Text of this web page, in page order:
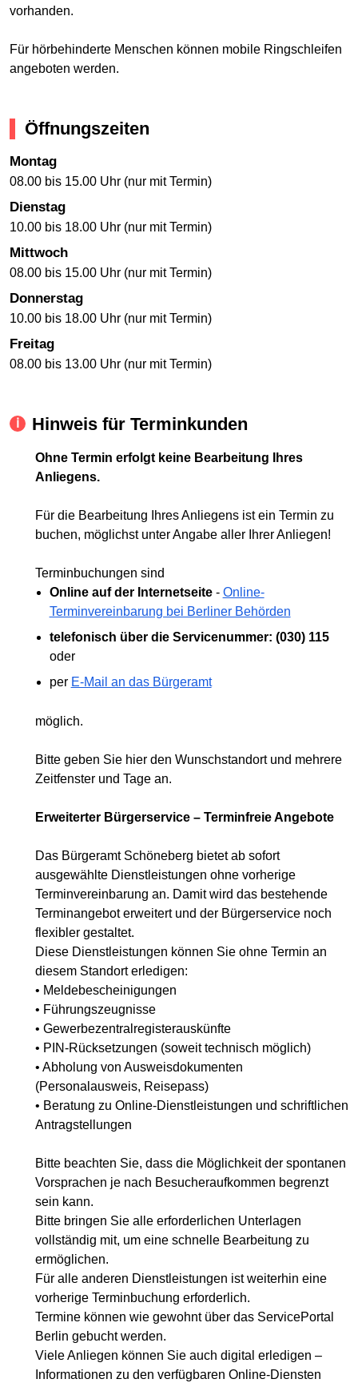
vorhanden.
Für hörbehinderte Menschen können mobile Ringschleifen
angeboten werden.
Öffnungszeiten
Montag
08.00 bis 15.00 Uhr (nur mit Termin)
Dienstag
10.00 bis 18.00 Uhr (nur mit Termin)
Mittwoch
08.00 bis 15.00 Uhr (nur mit Termin)
Donnerstag
10.00 bis 18.00 Uhr (nur mit Termin)
Freitag
08.00 bis 13.00 Uhr (nur mit Termin)
Hinweis für Terminkunden
Ohne Termin erfolgt keine Bearbeitung Ihres
Anliegens.
Für die Bearbeitung Ihres Anliegens ist ein Termin zu
buchen, möglichst unter Angabe aller Ihrer Anliegen!
Terminbuchungen sind
Online auf der Internetseite- Online-
Terminvereinbarung bei Berliner Behörden
telefonisch über die Servicenummer: (030) 115
oder
per E-Mail an das Bürgeramt
möglich.
Bitte geben Sie hier den Wunschstandort und mehrere
Zeitfenster und Tage an.
Erweiterter Bürgerservice – Terminfreie Angebote
Das Bürgeramt Schöneberg bietet ab sofort
ausgewählte Dienstleistungen ohne vorherige
Terminvereinbarung an. Damit wird das bestehende
Terminangebot erweitert und der Bürgerservice noch
flexibler gestaltet.
Diese Dienstleistungen können Sie ohne Termin an
diesem Standort erledigen:
• Meldebescheinigungen
• Führungszeugnisse
• Gewerbezentralregisterauskünfte
• PIN-Rücksetzungen (soweit technisch möglich)
• Abholung von Ausweisdokumenten
(Personalausweis, Reisepass)
• Beratung zu Online-Dienstleistungen und schriftlichen
Antragstellungen
Bitte beachten Sie, dass die Möglichkeit der spontanen
Vorsprachen je nach Besucheraufkommen begrenzt
sein kann.
Bitte bringen Sie alle erforderlichen Unterlagen
vollständig mit, um eine schnelle Bearbeitung zu
ermöglichen.
Für alle anderen Dienstleistungen ist weiterhin eine
vorherige Terminbuchung erforderlich.
Termine können wie gewohnt über das ServicePortal
Berlin gebucht werden.
Viele Anliegen können Sie auch digital erledigen –
Informationen zu den verfügbaren Online-Diensten